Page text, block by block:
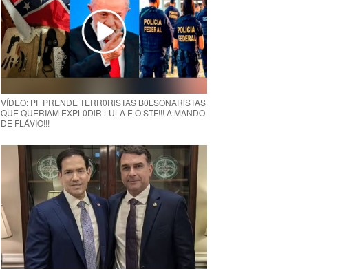
VÍDEO: PF PRENDE TERR0RlSTAS B0LSONARlSTAS
QUE QUERIAM EXPL0DlR LULA E O STF!!! A MANDO
DE FLÁVIO!!!